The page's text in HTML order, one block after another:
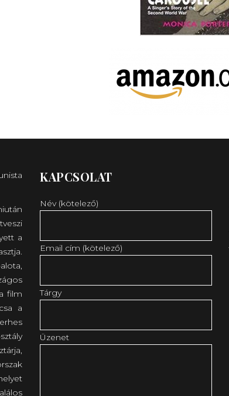
a
film
a
KAPCSOLAT
Név (kötelező)
Email cím (kötelező)
Tárgy
Üzenet